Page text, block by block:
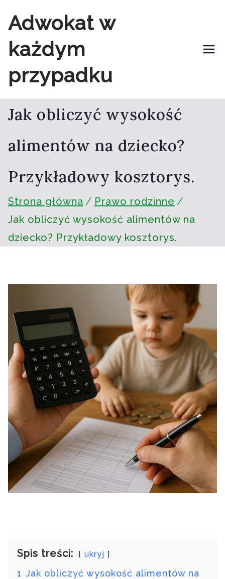
do
treści
Adwokat w
każdym
przypadku
Jak obliczyć wysokość
alimentów na dziecko?
Przykładowy kosztorys.
Strona główna
Prawo rodzinne
Jak obliczyć wysokość alimentów na
dziecko? Przykładowy kosztorys.
Spis treści: ukryj
1 Jak obliczyć wysokość alimentów na